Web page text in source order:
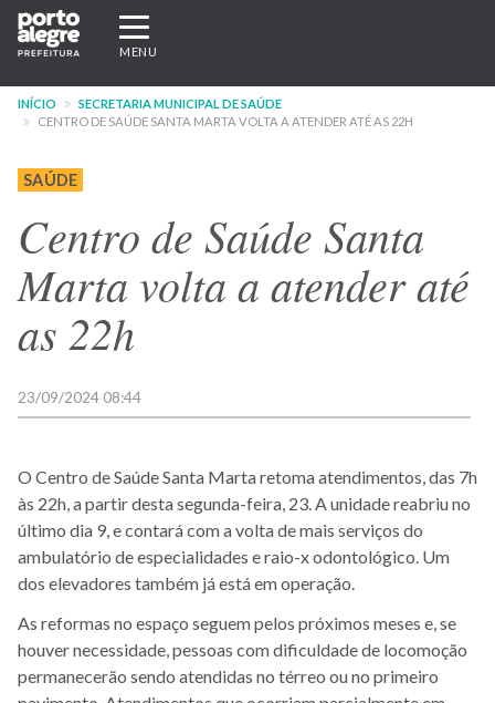
Pular
para
conteúdo
principal
Expandir/recolher
navegação
MENU
INÍCIO
SECRETARIA MUNICIPAL DE SAÚDE
CENTRO DE SAÚDE SANTA MARTA VOLTA A ATENDER ATÉ AS 22H
SAÚDE
Centro de Saúde Santa
Marta volta a atender até
as 22h
23/09/2024 08:44
O Centro de Saúde Santa Marta retoma atendimentos, das 7h
às 22h, a partir desta segunda-feira, 23. A unidade reabriu no
último dia 9, e contará com a volta de mais serviços do
ambulatório de especialidades e raio-x odontológico. Um
dos elevadores também já está em operação.
As reformas no espaço seguem pelos próximos meses e, se
houver necessidade, pessoas com dificuldade de locomoção
permanecerão sendo atendidas no térreo ou no primeiro